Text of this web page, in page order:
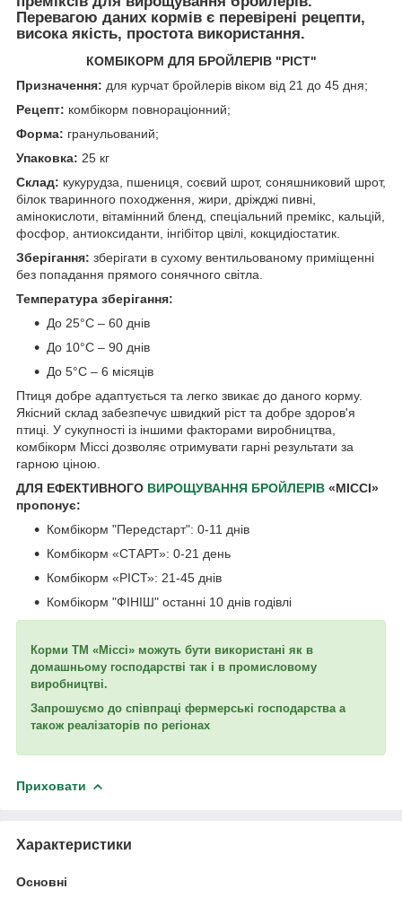
Перевагою даних кормів є перевірені рецепти,
висока якість, простота використання.
КОМБІКОРМ ДЛЯ БРОЙЛЕРІВ "РІСТ"
Призначення: для курчат бройлерів віком від 21 до 45 дня;
Рецепт: комбікорм повнораціонний;
Форма: гранульований;
Упаковка: 25 кг
Склад: кукурудза, пшениця, соєвий шрот, соняшниковий шрот,
білок тваринного походження, жири, дріжджі пивні,
амінокислоти, вітамінний бленд, спеціальний премікс, кальцій,
фосфор, антиоксиданти, інгібітор цвілі, кокцидіостатик.
Зберігання: зберігати в сухому вентильованому приміщенні
без попадання прямого сонячного світла.
Температура зберігання:
До 25°С – 60 днів
До 10°С – 90 днів
До 5°С – 6 місяців
Птиця добре адаптується та легко звикає до даного корму.
Якісний склад забезпечує швидкий ріст та добре здоров'я
птиці. У сукупності із іншими факторами виробництва,
комбікорм Міссі дозволяє отримувати гарні результати за
гарною ціною.
ДЛЯ ЕФЕКТИВНОГО ВИРОЩУВАННЯ БРОЙЛЕРІВ «МІССІ»
пропонує:
Комбікорм "Передстарт": 0-11 днів
Комбікорм «СТАРТ»: 0-21 день
Комбікорм «РІСТ»: 21-45 днів
Комбікорм "ФІНІШ" останні 10 днів годівлі
Корми ТМ «Міссі» можуть бути використані як в
домашньому господарстві так і в промисловому
виробництві.
Запрошуємо до співпраці фермерські господарства а
також реалізаторів по регіонах
Приховати
Характеристики
Основні